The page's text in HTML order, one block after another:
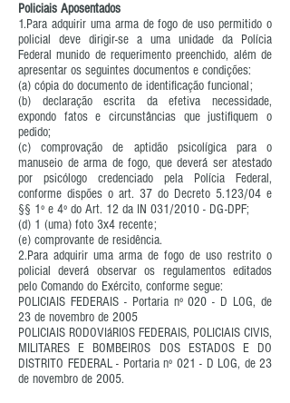
Policiais Aposentados
1.Para adquirir uma arma de fogo de uso permitido o
policial deve dirigir-se a uma unidade da Polícia
Federal munido de requerimento preenchido, além de
apresentar os seguintes documentos e condições:
(a) cópia do documento de identificação funcional;
(b) declaração escrita da efetiva necessidade,
expondo fatos e circunstâncias que justifiquem o
pedido;
(c) comprovação de aptidão psicolígica para o
manuseio de arma de fogo, que deverá ser atestado
por psicólogo credenciado pela Polícia Federal,
conforme dispões o art. 37 do Decreto 5.123/04 e
§§ 1º e 4º do Art. 12 da IN 031/2010 - DG-DPF;
(d) 1 (uma) foto 3x4 recente;
(e) comprovante de residência.
2.Para adquirir uma arma de fogo de uso restrito o
policial deverá observar os regulamentos editados
pelo Comando do Exército, conforme segue:
POLICIAIS FEDERAIS - Portaria nº 020 - D LOG, de
23 de novembro de 2005
POLICIAIS RODOVIáRIOS FEDERAIS, POLICIAIS CIVIS,
MILITARES E BOMBEIROS DOS ESTADOS E DO
DISTRITO FEDERAL - Portaria nº 021 - D LOG, de 23
de novembro de 2005.